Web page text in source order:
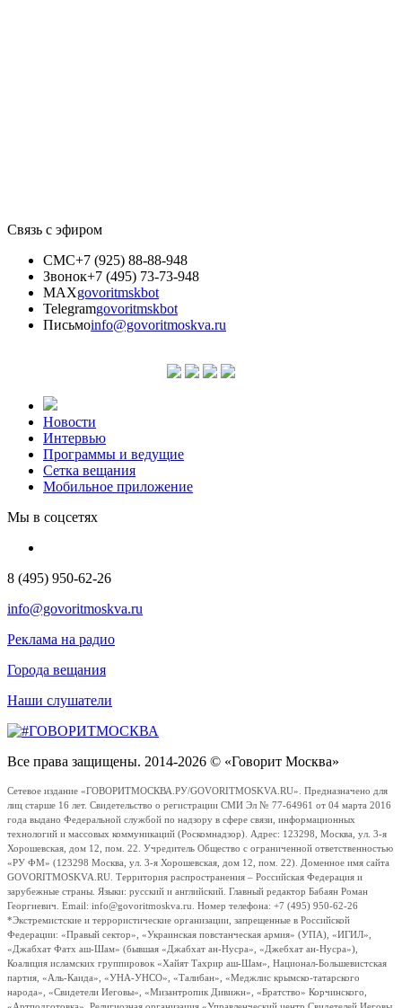
Связь с эфиром
СМС+7 (925) 88-88-948
Звонок+7 (495) 73-73-948
MAXgovoritmskbot
Telegramgovoritmskbot
Письмоinfo@govoritmoskva.ru
Новости
Интервью
Программы и ведущие
Сетка вещания
Мобильное приложение
Мы в соцсетях
8 (495) 950-62-26
info@govoritmoskva.ru
Реклама на радио
Города вещания
Наши слушатели
Все права защищены. 2014-2026 © «Говорит Москва»
Сетевое издание «ГОВОРИТМОСКВА.РУ/GOVORITMOSKVA.RU». Предназначено для
лиц старше 16 лет. Свидетельство о регистрации СМИ Эл № 77-64961 от 04 марта 2016
года выдано Федеральной службой по надзору в сфере связи, информационных
технологий и массовых коммуникаций (Роскомнадзор). Адрес: 123298, Москва, ул. 3-я
Хорошевская, дом 12, пом. 22. Учредитель Общество с ограниченной ответственностью
«РУ ФМ» (123298 Москва, ул. 3-я Хорошевская, дом 12, пом. 22). Доменное имя сайта
GOVORITMOSKVA.RU. Территория распространения – Российская Федерация и
зарубежные страны. Языки: русский и английский. Главный редактор Бабаян Роман
Георгиевич. Email: info@govoritmoskva.ru. Номер телефона: +7 (495) 950-62-26
*Экстремистские и террористические организации, запрещенные в Российской
Федерации: «Правый сектор», «Украинская повстанческая армия» (УПА), «ИГИЛ»,
«Джабхат Фатх аш-Шам» (бывшая «Джабхат ан-Нусра», «Джебхат ан-Нусра»),
Коалиция исламских группировок «Хайят Тахрир аш-Шам», Национал-Большевистская
партия, «Аль-Каида», «УНА-УНСО», «Талибан», «Меджлис крымско-татарского
народа», «Свидетели Иеговы», «Мизантропик Дивижн», «Братство» Корчинского,